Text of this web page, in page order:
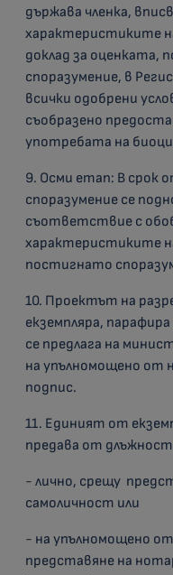
държава членка,
характеристиките
доклад за оценката,
споразумение, в
всички одобрени
съобразено
употребата на
9. Осми етап: В срок
споразумение се
съответствие с
характеристиките
постигнато
10. Проектът на
екземпляра,
се предлага на
на упълномощено от
подпис.
11. Единият от
предава от
- лично, срещу
самоличност или
- на упълномощено
представяне на